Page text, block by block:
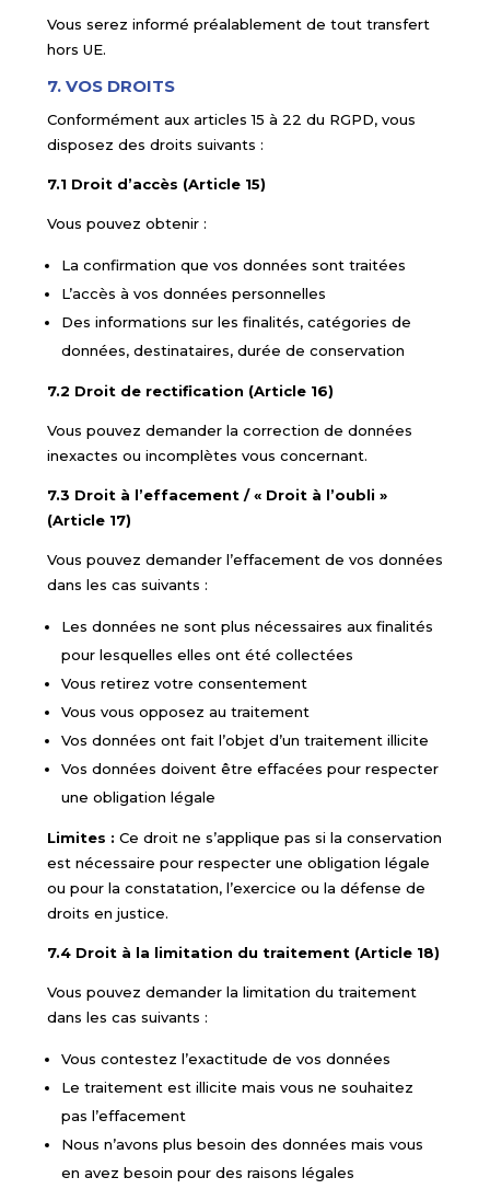
Vous serez informé préalablement de tout transfert
hors UE.
7. VOS DROITS
Conformément aux articles 15 à 22 du RGPD, vous
disposez des droits suivants :
7.1 Droit d’accès (Article 15)
Vous pouvez obtenir :
La confirmation que vos données sont traitées
L’accès à vos données personnelles
Des informations sur les finalités, catégories de
données, destinataires, durée de conservation
7.2 Droit de rectification (Article 16)
Vous pouvez demander la correction de données
inexactes ou incomplètes vous concernant.
7.3 Droit à l’effacement / « Droit à l’oubli »
(Article 17)
Vous pouvez demander l’effacement de vos données
dans les cas suivants :
Les données ne sont plus nécessaires aux finalités
pour lesquelles elles ont été collectées
Vous retirez votre consentement
Vous vous opposez au traitement
Vos données ont fait l’objet d’un traitement illicite
Vos données doivent être effacées pour respecter
une obligation légale
Limites : Ce droit ne s’applique pas si la conservation
est nécessaire pour respecter une obligation légale
ou pour la constatation, l’exercice ou la défense de
droits en justice.
7.4 Droit à la limitation du traitement (Article 18)
Vous pouvez demander la limitation du traitement
dans les cas suivants :
Vous contestez l’exactitude de vos données
Le traitement est illicite mais vous ne souhaitez
pas l’effacement
Nous n’avons plus besoin des données mais vous
en avez besoin pour des raisons légales